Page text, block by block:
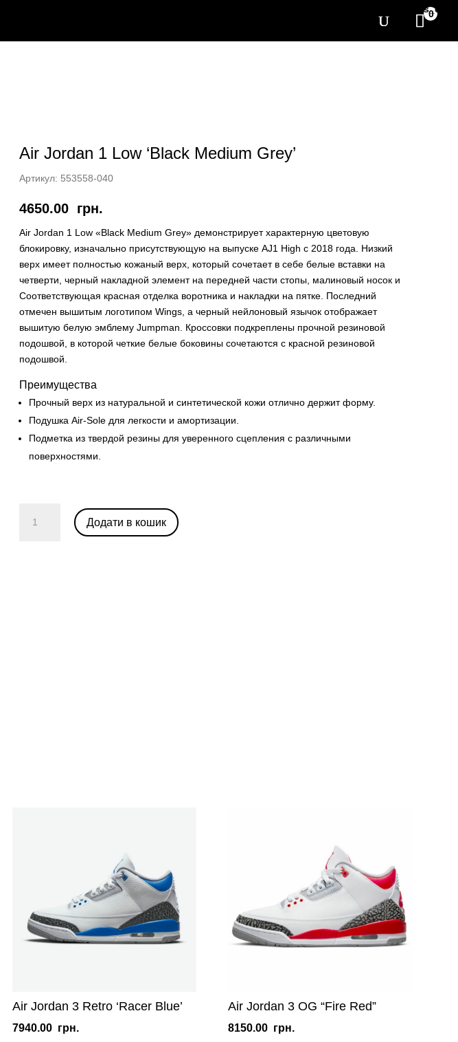
0
Air Jordan 1 Low ‘Black Medium Grey’
Артикул: 553558-040
4650.00 грн.
Air Jordan 1 Low «Black Medium Grey» демонстрирует характерную цветовую
блокировку, изначально присутствующую на выпуске AJ1 High с 2018 года. Низкий
верх имеет полностью кожаный верх, который сочетает в себе белые вставки на
четверти, черный накладной элемент на передней части стопы, малиновый носок и
Соответствующая красная отделка воротника и накладки на пятке. Последний
отмечен вышитым логотипом Wings, а черный нейлоновый язычок отображает
вышитую белую эмблему Jumpman. Кроссовки подкреплены прочной резиновой
подошвой, в которой четкие белые боковины сочетаются с красной резиновой
подошвой.
Преимущества
Прочный верх из натуральной и синтетической кожи отлично держит форму.
Подушка Air-Sole для легкости и амортизации.
Подметка из твердой резины для уверенного сцепления с различными
поверхностями.
Jordan
Додати в кошик
Air Jordan 3 Retro ‘Racer Blue’
7940.00 грн.
Air Jordan 3 OG “Fire Red”
8150.00 грн.